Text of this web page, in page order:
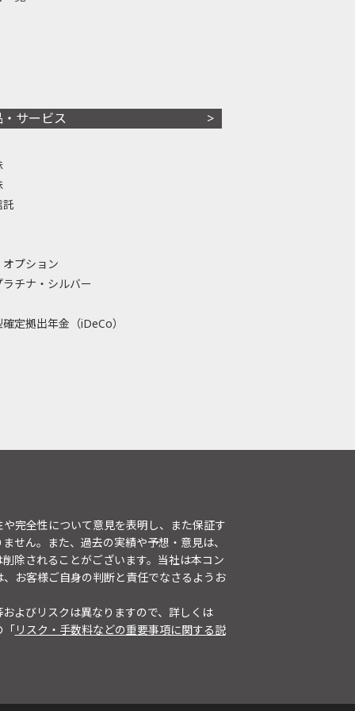
・サービス
託
プション
ラチナ・シルバー
定拠出年金（iDeCo）
完全性について意見を表明し、また保証す
せん。また、過去の実績や予想・意見は、
除されることがございます。当社は本コン
お客様ご自身の判断と責任でなさるようお
よびリスクは異なりますので、詳しくは
「リスク・手数料などの重要事項に関する説